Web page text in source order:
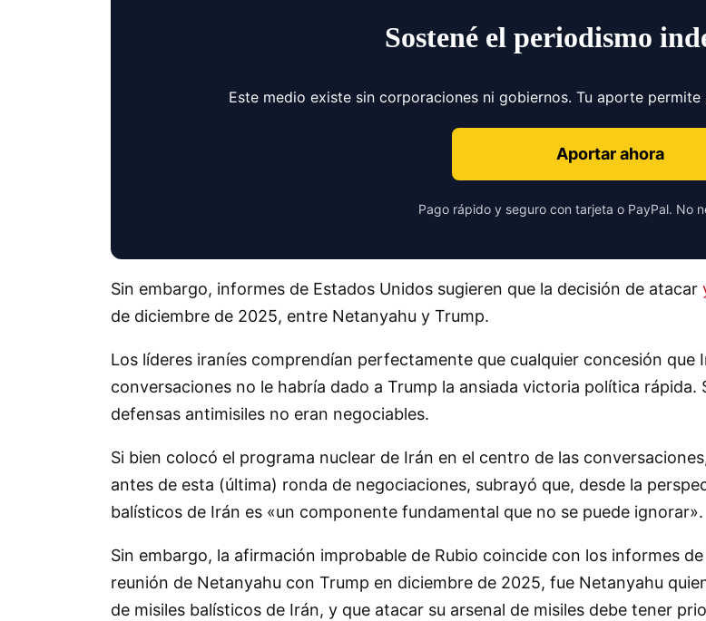
Sostené el periodismo
Este medio existe sin corporaciones ni gobiernos. Tu aporte
Aportar ahora
Pago rápido y seguro con tarjeta o PayPal. No
Sin embargo, informes de Estados Unidos sugieren que la decisión de atacar
de diciembre de 2025, entre Netanyahu y Trump.
Los líderes iraníes comprendían perfectamente que cualquier concesión
conversaciones no le habría dado a Trump la ansiada victoria política
defensas antimisiles no eran negociables.
Si bien colocó el programa nuclear de Irán en el centro de las
antes de esta (última) ronda de negociaciones, subrayó que, desde la
balísticos de Irán es «un componente fundamental que no se puede ignorar».
Sin embargo, la afirmación improbable de Rubio coincide con los informes
reunión de Netanyahu con Trump en diciembre de 2025, fue Netanyahu
de misiles balísticos de Irán, y que atacar su arsenal de misiles debe tener